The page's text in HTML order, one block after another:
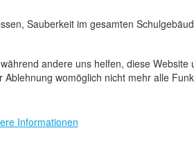
Sauberkeit im gesamten
andere uns helfen, diese
womöglich nicht mehr alle
Informationen